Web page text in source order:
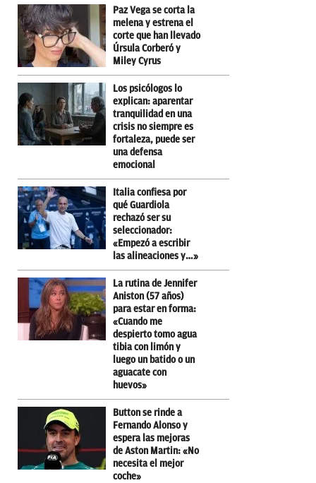
Paz Vega se corta la
melena y estrena el
corte que han llevado
Úrsula Corberó y
Miley Cyrus
Los psicólogos lo
explican: aparentar
tranquilidad en una
crisis no siempre es
fortaleza, puede ser
una defensa
emocional
Italia confiesa por
qué Guardiola
rechazó ser su
seleccionador:
«Empezó a escribir
las alineaciones y…»
La rutina de Jennifer
Aniston (57 años)
para estar en forma:
«Cuando me
despierto tomo agua
tibia con limón y
luego un batido o un
aguacate con
huevos»
Button se rinde a
Fernando Alonso y
espera las mejoras
de Aston Martin: «No
necesita el mejor
coche»